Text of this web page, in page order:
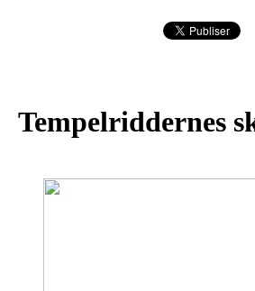
Tempelriddernes